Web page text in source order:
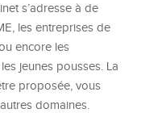
s’adresse à de
les entreprises de
encore les
jeunes pousses. La
proposée, vous
domaines.